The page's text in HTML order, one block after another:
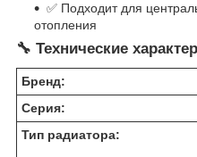
✅ Подходит для
отопления
🔧 Технические
Бренд:
Серия:
Тип радиатора: